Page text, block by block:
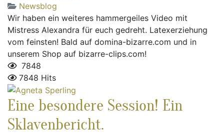
Newsblog
Wir haben ein weiteres hammergeiles Video mit
Mistress Alexandra für euch gedreht. Latexerziehung
vom feinsten! Bald auf domina-bizarre.com und in
unserem Shop auf bizarre-clips.com!
7848
7848 Hits
Eine besondere Session! Ein
Sklavenbericht.